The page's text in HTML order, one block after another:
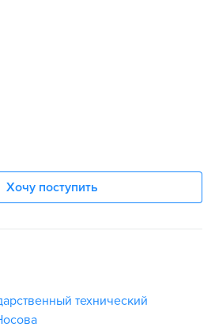
Хочу поступить
технический